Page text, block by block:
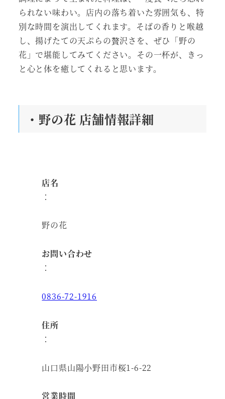
られない味わい。店内の落ち着いた雰囲気も、特
別な時間を演出してくれます。そばの香りと喉越
し、揚げたての天ぷらの贅沢さを、ぜひ「野の
花」で堪能してみてください。その一杯が、きっ
と心と体を癒してくれると思います。
・野の花 店舗情報詳細
店名
：
野の花
お問い合わせ
：
0836-72-1916
住所
：
山口県山陽小野田市桜1-6-22
営業時間